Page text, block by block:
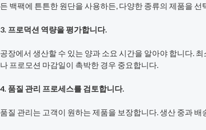
든 백팩에 튼튼한 원단을 사용하든, 다양한 종류의 제품을 선
3. 프로덕션 역량을 평가합니다.
공장에서 생산할 수 있는 양과 소요 시간을 알아야 합니다.
나 프로모션 마감일이 촉박한 경우 중요합니다.
4. 품질 관리 프로세스를 검토합니다.
품질 관리는 고객이 원하는 제품을 보장합니다. 생산 중과